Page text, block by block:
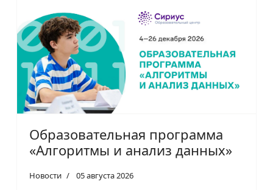
Образовательная программа
«Алгоритмы и анализ данных»
Новости 05 августа 2026